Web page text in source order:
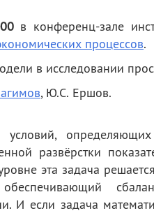
в конференц-зале
процессов.
в исследовании
, Ю.С. Ершов.
развёрстки
эта задача
И если задача